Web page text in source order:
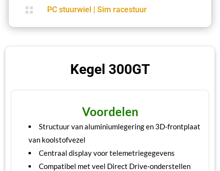
 PC stuurwiel | Sim racestuur
Kegel 300GT
Voordelen
Structuur van aluminiumlegering en 3D-frontplaat
van koolstofvezel
Centraal display voor telemetriegegevens
Compatibel met veel Direct Drive-onderstellen